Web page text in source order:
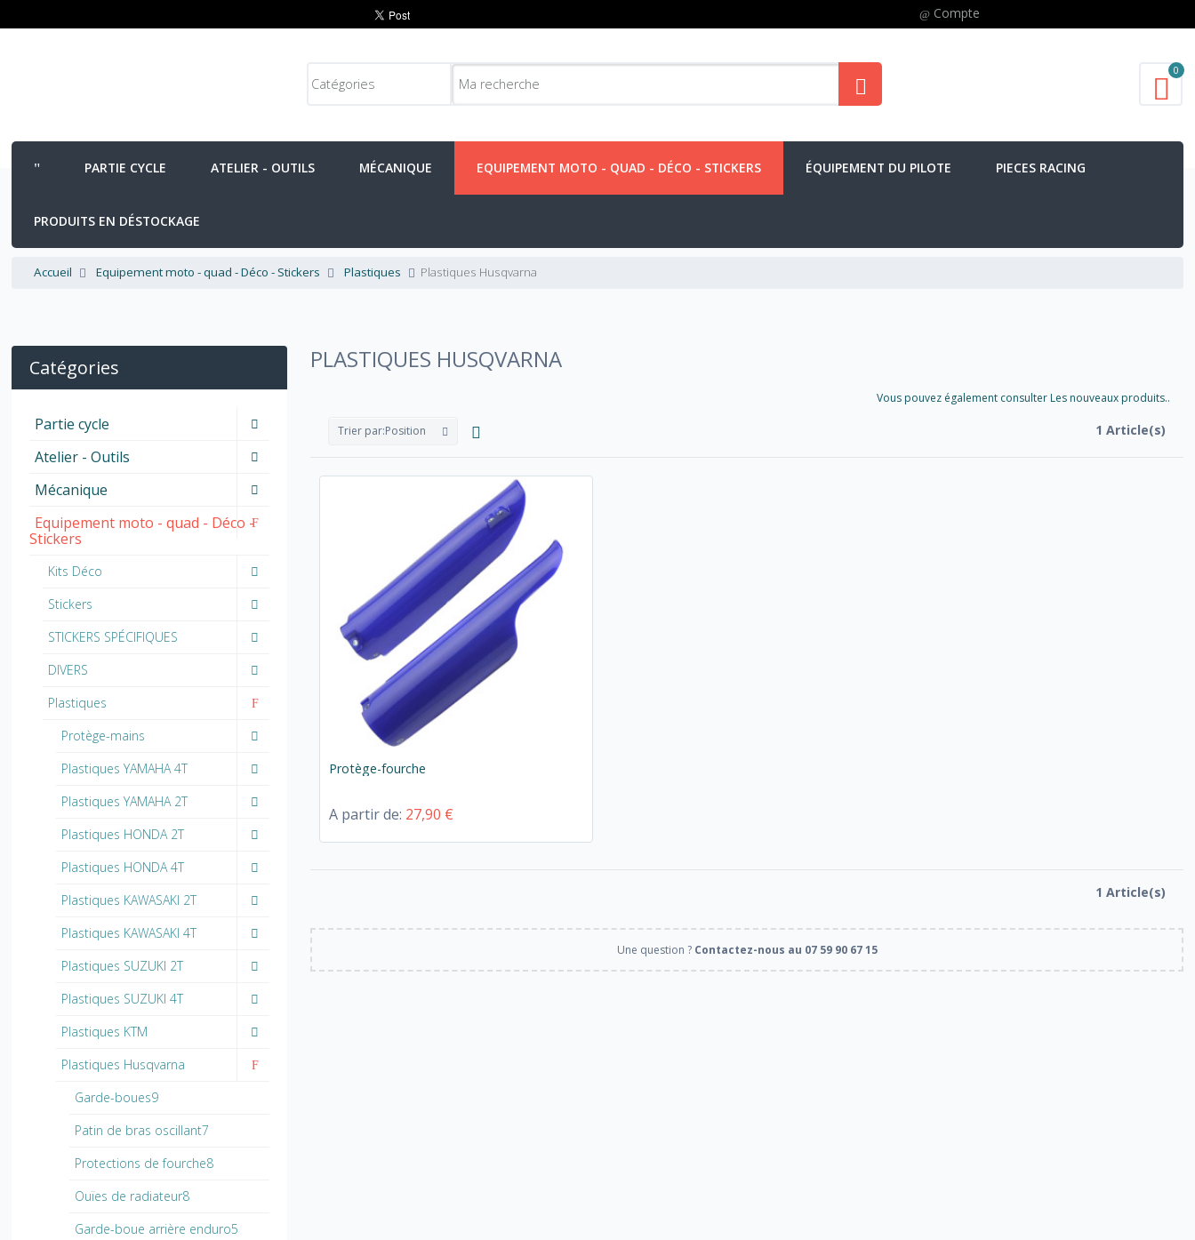
Compte
0
PARTIE CYCLE ATELIER - OUTILS MÉCANIQUE EQUIPEMENT MOTO - QUAD - DÉCO - STICKERS ÉQUIPEMENT DU PILOTE PIECES RACING
PRODUITS EN DÉSTOCKAGE
Accueil Equipement moto - quad - Déco - Stickers Plastiques Plastiques Husqvarna
PLASTIQUES HUSQVARNA
Vous pouvez également consulter Les nouveaux produits..
Trier par:Position 1 Article(s)
Protège-fourche
A partir de: 27,90 €
1 Article(s)
Une question ? Contactez-nous au 07 59 90 67 15
Catégories
Partie cycle
Atelier - Outils
Mécanique
Equipement moto - quad - Déco -
Stickers
Kits Déco
Stickers
STICKERS SPÉCIFIQUES
DIVERS
Plastiques
Protège-mains
Plastiques YAMAHA 4T
Plastiques YAMAHA 2T
Plastiques HONDA 2T
Plastiques HONDA 4T
Plastiques KAWASAKI 2T
Plastiques KAWASAKI 4T
Plastiques SUZUKI 2T
Plastiques SUZUKI 4T
Plastiques KTM
Plastiques Husqvarna
Garde-boues9
Patin de bras oscillant7
Protections de fourche8
Ouïes de radiateur8
Garde-boue arrière enduro5